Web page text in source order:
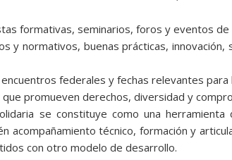
formativas, seminarios, foros y eventos
y normativos, buenas prácticas,
federales y fechas relevantes
promueven derechos, diversidad y
se constituye como una
acompañamiento técnico, formación y
con otro modelo de desarrollo.